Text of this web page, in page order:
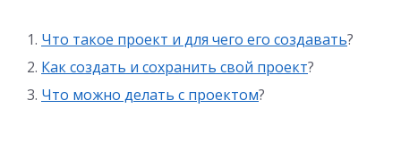
Что такое проект и для чего его создавать?
Как создать и сохранить свой проект?
Что можно делать с проектом?